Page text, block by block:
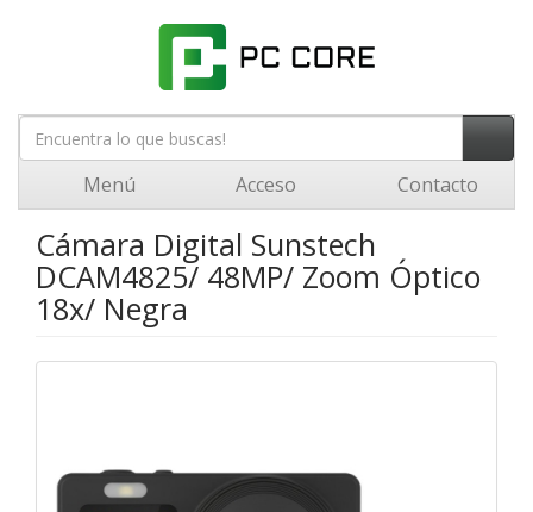
Menú Acceso Contacto
Cámara Digital Sunstech
DCAM4825/ 48MP/ Zoom Óptico
18x/ Negra